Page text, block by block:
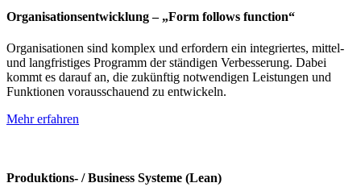
Organisationsentwicklung – „Form follows function“
Organisationen sind komplex und erfordern ein integriertes, mittel-
und langfristiges Programm der ständigen Verbesserung. Dabei
kommt es darauf an, die zukünftig notwendigen Leistungen und
Funktionen vorausschauend zu entwickeln.
Mehr erfahren
Produktions- / Business Systeme (Lean)